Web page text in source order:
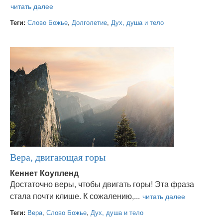
Теги: Слово Божье, Долголетие, Дух, душа и тело
Вера, двигающая горы
Кеннет Коупленд
Достаточно веры, чтобы двигать горы! Эта фраза
стала почти клише. К сожалению,...
Теги: Вера, Слово Божье, Дух, душа и тело